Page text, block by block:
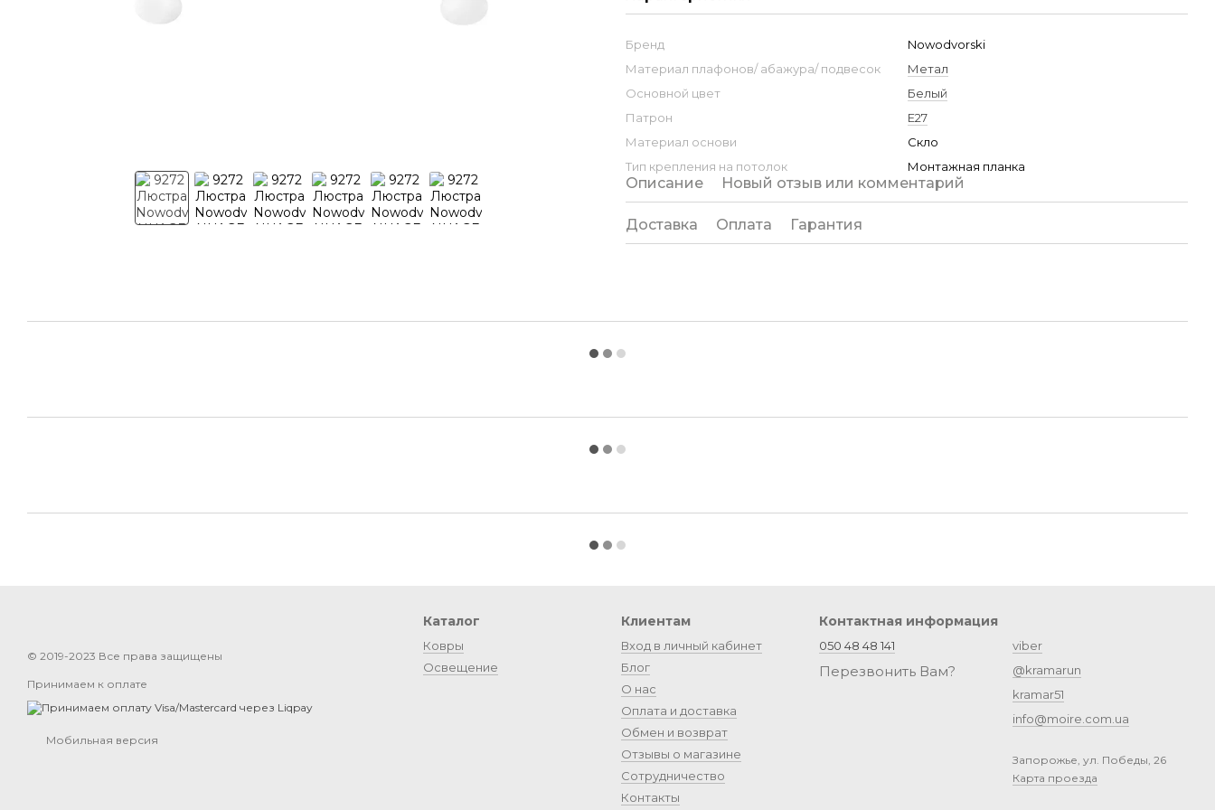
Бренд
Nowodvorski
Материал плафонов/ абажура/ подвесок
Метал
Основной цвет
Белый
Патрон
E27
Материал основи
Скло
Тип крепления на потолок
Монтажная планка
Описание Новый отзыв или комментарий
Доставка Оплата Гарантия
© 2019-2023 Все права защищены
Принимаем к оплате
Мобильная версия
Каталог
Ковры
Освещение
Клиентам
Вход в личный кабинет
Блог
О нас
Оплата и доставка
Обмен и возврат
Отзывы о магазине
Сотрудничество
Контакты
Контактная информация
050 48 48 141
Перезвонить Вам?
viber
@kramarun
kramar51
info@moire.com.ua
Запорожье, ул. Победы, 26
Карта проезда